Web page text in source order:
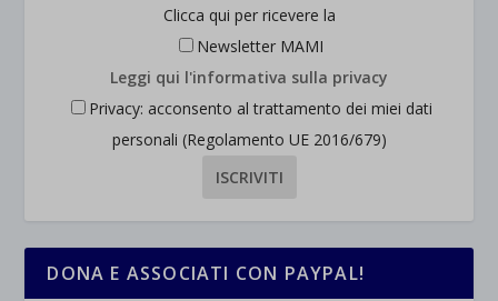
Clicca qui per ricevere la
Newsletter MAMI
Leggi qui l'informativa sulla privacy
Privacy: acconsento al trattamento dei miei dati
personali (Regolamento UE 2016/679)
DONA E ASSOCIATI CON PAYPAL!